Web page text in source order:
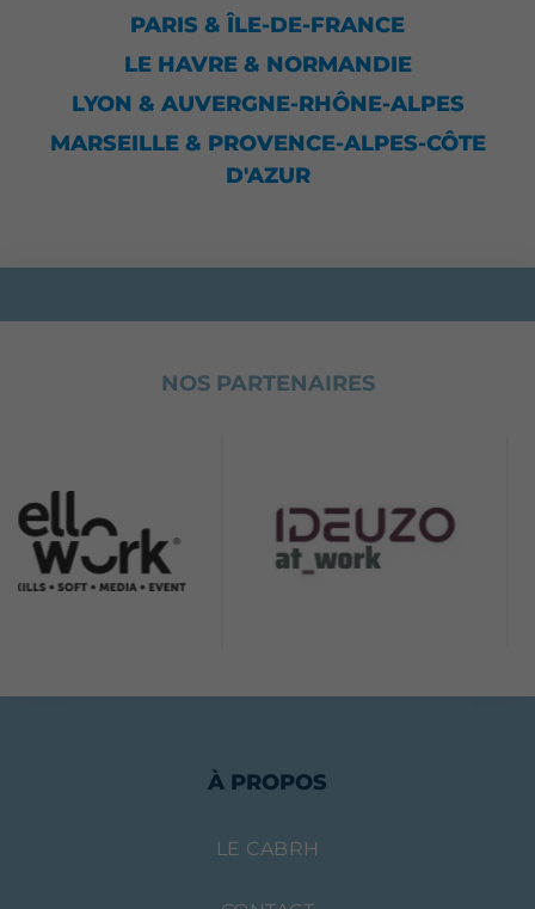
PARIS & ÎLE-DE-FRANCE
LE HAVRE & NORMANDIE
LYON & AUVERGNE-RHÔNE-ALPES
MARSEILLE & PROVENCE-ALPES-CÔTE
D'AZUR
NOS PARTENAIRES
À PROPOS
LE CABRH